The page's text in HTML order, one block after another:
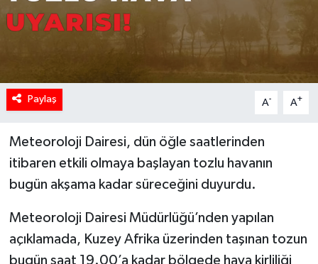
Paylaş A- A+
Meteoroloji Dairesi, dün öğle saatlerinden
itibaren etkili olmaya başlayan tozlu havanın
bugün akşama kadar süreceğini duyurdu.
Meteoroloji Dairesi Müdürlüğü’nden yapılan
açıklamada, Kuzey Afrika üzerinden taşınan tozun
bugün saat 19.00’a kadar bölgede hava kirliliği